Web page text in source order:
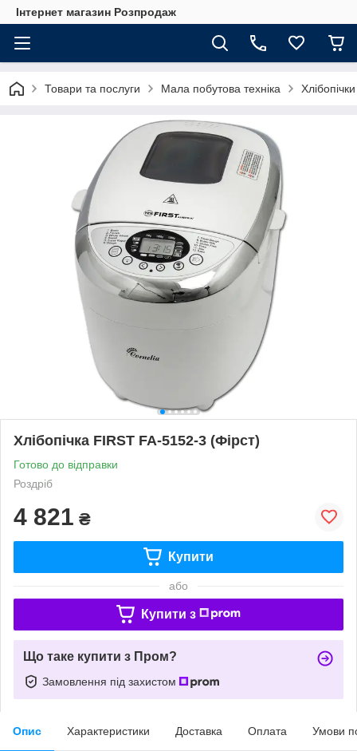
Інтернет магазин Розпродаж
Товари та послуги Мала побутова техніка Хлібопічки
Хлібопічка FIRST FA-5152-3 (Фірст)
Готово до відправки
Роздріб
4 821 ₴
Купити
або
Купити з
Що таке купити з Пром?
Замовлення під захистом
Опис Характеристики Доставка Оплата Умови